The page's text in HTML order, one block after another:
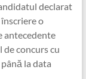
declarat
înscriere o
antecedente
de concurs cu
la data